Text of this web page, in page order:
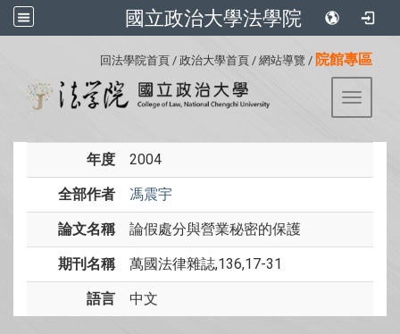
國立政治大學法學院
回法學院首頁 / 政治大學首頁 / 網站導覽 / 院館專區
Toggle
年度 2004
全部作者 馮震宇
論文名稱 論假處分與營業秘密的保護
期刊名稱 萬國法律雜誌,136,17-31
語言 中文